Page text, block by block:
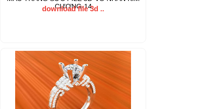
CƯƠNG-14
download file 3d ..